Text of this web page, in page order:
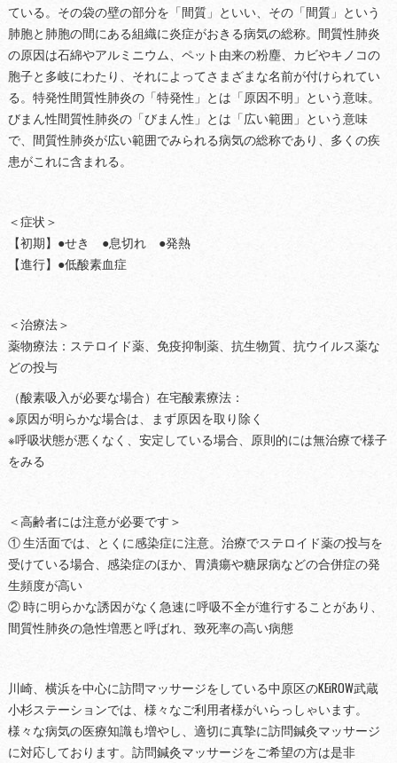
ている。その袋の壁の部分を「間質」といい、その「間質」という
肺胞と肺胞の間にある組織に炎症がおきる病気の総称。間質性肺炎
の原因は石綿やアルミニウム、ペット由来の粉塵、カビやキノコの
胞子と多岐にわたり、それによってさまざまな名前が付けられてい
る。特発性間質性肺炎の「特発性」とは「原因不明」という意味。
びまん性間質性肺炎の「びまん性」とは「広い範囲」という意味
で、間質性肺炎が広い範囲でみられる病気の総称であり、多くの疾
患がこれに含まれる。
＜症状＞
【初期】●せき ●息切れ ●発熱
【進行】●低酸素血症
＜治療法＞
薬物療法：ステロイド薬、免疫抑制薬、抗生物質、抗ウイルス薬な
どの投与
（酸素吸入が必要な場合）在宅酸素療法：
※原因が明らかな場合は、まず原因を取り除く
※呼吸状態が悪くなく、安定している場合、原則的には無治療で様子
をみる
＜高齢者には注意が必要です＞
① 生活面では、とくに感染症に注意。治療でステロイド薬の投与を
受けている場合、感染症のほか、胃潰瘍や糖尿病などの合併症の発
生頻度が高い
② 時に明らかな誘因がなく急速に呼吸不全が進行することがあり、
間質性肺炎の急性増悪と呼ばれ、致死率の高い病態
川崎、横浜を中心に訪問マッサージをしている中原区のKEiROW武蔵
小杉ステーションでは、様々なご利用者様がいらっしゃいます。
様々な病気の医療知識も増やし、適切に真摯に訪問鍼灸マッサージ
に対応しております。訪問鍼灸マッサージをご希望の方は是非